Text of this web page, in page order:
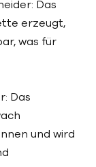
Das
erzeugt,
was für
Das
und wird